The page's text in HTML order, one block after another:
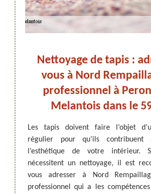
ARTISAN DEZITTER ,
CANNAGE - RECOLLAGE,
pour
vous
Nettoyage de tapis :
vous à Nord
professionnel à
Melantois dans le
Les tapis doivent faire l’objet
régulier pour qu’ils contribuent
l’esthétique de votre intérieur.
nécessitent un nettoyage, il est
vous adresser à Nord
professionnel qui a les